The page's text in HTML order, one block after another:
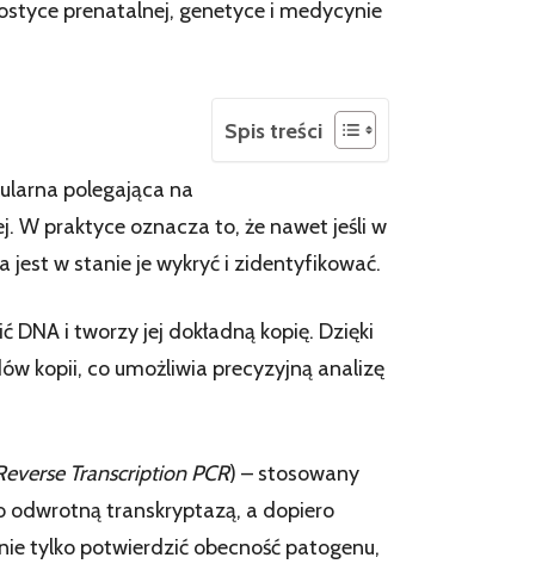
prenatalnej, genetyce i medycynie
Spis treści
polegająca na
W praktyce oznacza to, że nawet jeśli w
jest w stanie je wykryć i zidentyfikować.
DNA i tworzy jej dokładną kopię. Dzięki
kopii, co umożliwia precyzyjną analizę
Transcription PCR) – stosowany
odwrotną transkryptazą, a dopiero
tylko potwierdzić obecność patogenu,